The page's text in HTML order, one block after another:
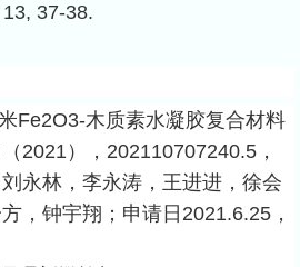
37-38.
Fe2O3-木质素水凝胶复合材料
2021 ）， 202110707240.5 ，
永林，李永涛，王进进，徐会
，钟宇翔；申请日 2021.6.25 ，